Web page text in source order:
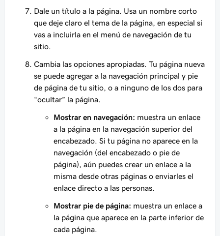
Dale un título a la página. Usa un nombre corto
que deje claro el tema de la página, en especial si
vas a incluirla en el menú de navegación de tu
sitio.
Cambia las opciones apropiadas. Tu página nueva
se puede agregar a la navegación principal y pie
de página de tu sitio, o a ninguno de los dos para
“ocultar” la página.
Mostrar en navegación: muestra un enlace
a la página en la navegación superior del
encabezado. Si tu página no aparece en la
navegación (del encabezado o pie de
página), aún puedes crear un enlace a la
misma desde otras páginas o enviarles el
enlace directo a las personas.
Mostrar pie de página: muestra un enlace a
la página que aparece en la parte inferior de
cada página.